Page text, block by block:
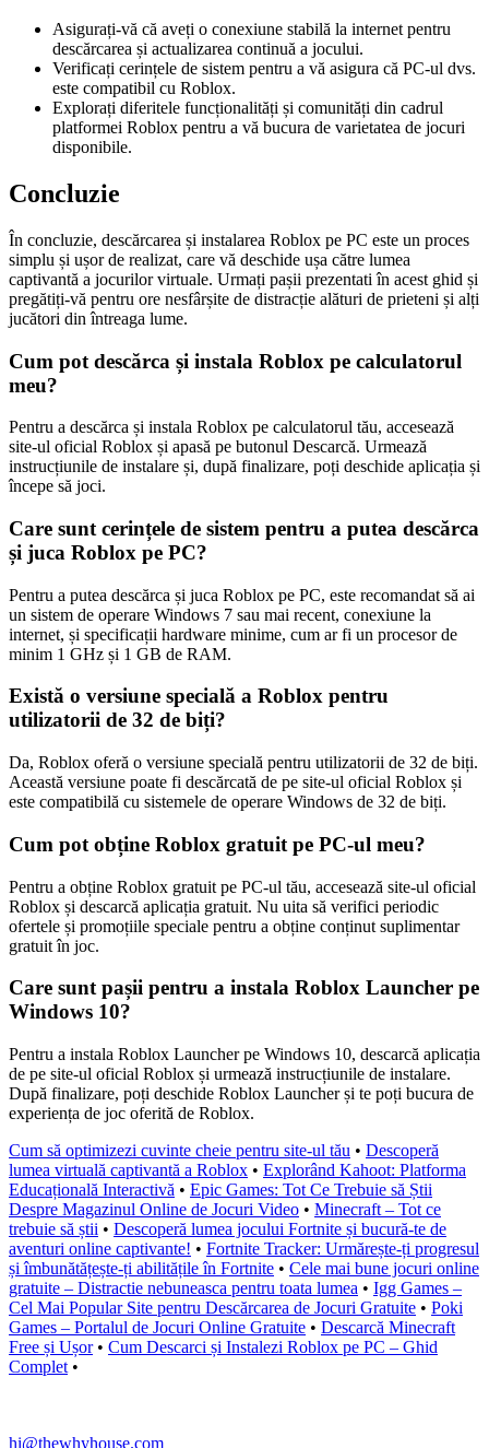
Asigurați-vă că aveți o conexiune stabilă la internet pentru
descărcarea și actualizarea continuă a jocului.
Verificați cerințele de sistem pentru a vă asigura că PC-ul dvs.
este compatibil cu Roblox.
Explorați diferitele funcționalități și comunități din cadrul
platformei Roblox pentru a vă bucura de varietatea de jocuri
disponibile.
Concluzie
În concluzie, descărcarea și instalarea Roblox pe PC este un proces
simplu și ușor de realizat, care vă deschide ușa către lumea
captivantă a jocurilor virtuale. Urmați pașii prezentati în acest ghid și
pregătiți-vă pentru ore nesfârșite de distracție alături de prieteni și alți
jucători din întreaga lume.
Cum pot descărca și instala Roblox pe calculatorul
meu?
Pentru a descărca și instala Roblox pe calculatorul tău, accesează
site-ul oficial Roblox și apasă pe butonul Descarcă. Urmează
instrucțiunile de instalare și, după finalizare, poți deschide aplicația și
începe să joci.
Care sunt cerințele de sistem pentru a putea descărca
și juca Roblox pe PC?
Pentru a putea descărca și juca Roblox pe PC, este recomandat să ai
un sistem de operare Windows 7 sau mai recent, conexiune la
internet, și specificații hardware minime, cum ar fi un procesor de
minim 1 GHz și 1 GB de RAM.
Există o versiune specială a Roblox pentru
utilizatorii de 32 de biți?
Da, Roblox oferă o versiune specială pentru utilizatorii de 32 de biți.
Această versiune poate fi descărcată de pe site-ul oficial Roblox și
este compatibilă cu sistemele de operare Windows de 32 de biți.
Cum pot obține Roblox gratuit pe PC-ul meu?
Pentru a obține Roblox gratuit pe PC-ul tău, accesează site-ul oficial
Roblox și descarcă aplicația gratuit. Nu uita să verifici periodic
ofertele și promoțiile speciale pentru a obține conținut suplimentar
gratuit în joc.
Care sunt pașii pentru a instala Roblox Launcher pe
Windows 10?
Pentru a instala Roblox Launcher pe Windows 10, descarcă aplicația
de pe site-ul oficial Roblox și urmează instrucțiunile de instalare.
După finalizare, poți deschide Roblox Launcher și te poți bucura de
experiența de joc oferită de Roblox.
Cum să optimizezi cuvinte cheie pentru site-ul tău • Descoperă
lumea virtuală captivantă a Roblox • Explorând Kahoot: Platforma
Educațională Interactivă • Epic Games: Tot Ce Trebuie să Știi
Despre Magazinul Online de Jocuri Video • Minecraft – Tot ce
trebuie să știi • Descoperă lumea jocului Fortnite și bucură-te de
aventuri online captivante! • Fortnite Tracker: Urmărește-ți progresul
și îmbunătățește-ți abilitățile în Fortnite • Cele mai bune jocuri online
gratuite – Distractie nebuneasca pentru toata lumea • Igg Games –
Cel Mai Popular Site pentru Descărcarea de Jocuri Gratuite • Poki
Games – Portalul de Jocuri Online Gratuite • Descarcă Minecraft
Free și Ușor• Cum Descarci și Instalezi Roblox pe PC – Ghid
Complet •
hi@thewhyhouse.com